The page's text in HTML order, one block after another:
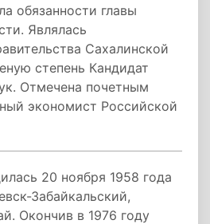
обязанности главы
Являлась
Сахалинской
степень Кандидат
Отмечена почетным
экономист Российской
20 ноября 1958 года
Забайкальский,
Окончив в 1976 году